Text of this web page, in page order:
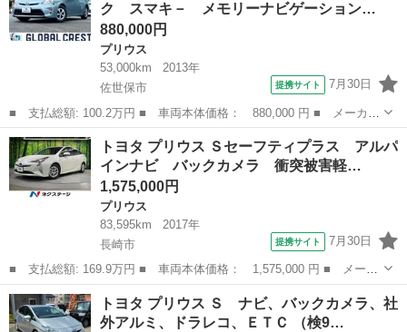
ヘッド ...
ク スマキ－ メモリーナビゲーション…
880,000円
プリウス
53,000km
2013年
佐世保市
提携サイト 7月30日
■ 支払総額: 100.2万円 ■ 車両本体価格： 880,000 円 ■ メーカー
名： トヨタ ■ 車種名： プリウス ■ グレード名： Ｓ ＴＶ・
ナビ エアバック スマキ－ メモリーナビゲーション ＡＵＴＯエ
アコン ワ...
長崎 佐世保市 プリウス
トヨタ プリウス Ｓセーフティプラス アルパ
インナビ バックカメラ 衝突被害軽…
1,575,000円
プリウス
83,595km
2017年
長崎市
提携サイト 7月30日
■ 支払総額: 169.9万円 ■ 車両本体価格： 1,575,000 円 ■ メーカ
ー名： トヨタ ■ 車種名： プリウス ■ グレード名： Ｓセーフ
ティプラス アルパインナビ バックカメラ 衝突被害軽減システ
ム レーダ...
長崎 長崎市 プリウス
トヨタ プリウス Ｓ ナビ、バックカメラ、社
外アルミ、ドラレコ、ＥＴＣ （検9…